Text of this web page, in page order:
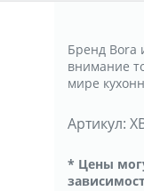
Бренд Bora
внимание
мире
Артикул:
* Цены